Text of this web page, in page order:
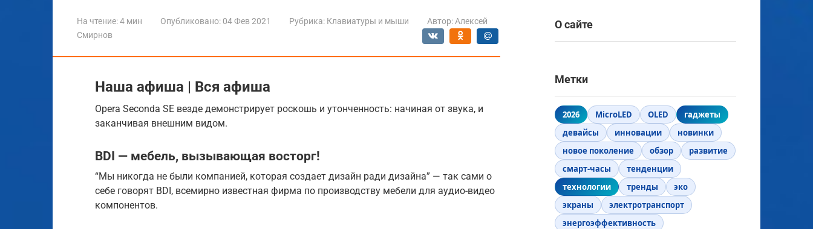
На чтение:4 мин Опубликовано: 04 Фев 2021 Рубрика: Клавиатуры и мыши Автор: Алексей
Смирнов
Наша афиша | Вся афиша
Opera Seconda SE везде демонстрирует роскошь и утонченность: начиная от звука, и
заканчивая внешним видом.
BDI — мебель, вызывающая восторг!
“Мы никогда не были компанией, которая создает дизайн ради дизайна” — так сами о
себе говорят BDI, всемирно известная фирма по производству мебели для аудио-видео
компонентов.
О сайте
Метки
2026 MicroLED OLED
гаджеты
девайсы
инновации
новинки
новое поколение
обзор
развитие
смарт-часы
тенденции
технологии
тренды
эко
экраны
электротранспорт
энергоэффективность